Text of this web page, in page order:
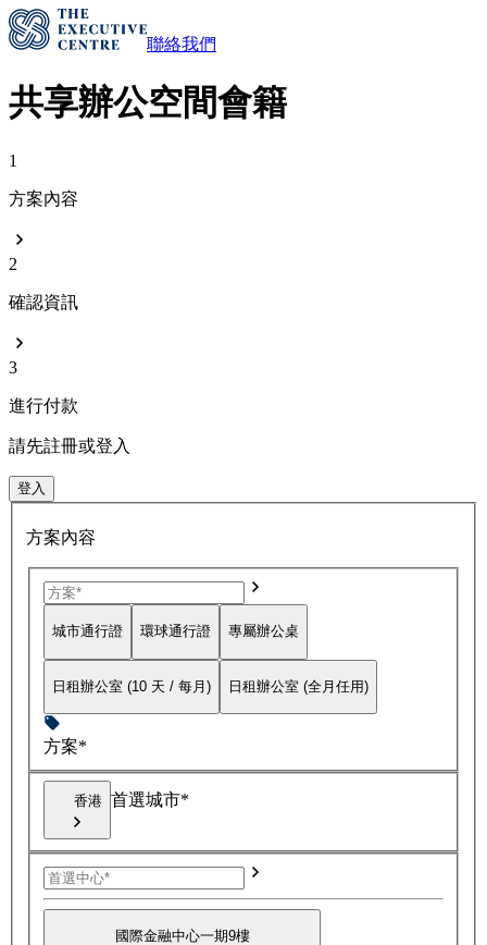
聯絡我們
共享辦公空間會籍
1
方案內容
2
確認資訊
3
進行付款
請先註冊或登入
登入
方案內容
城市通行證 環球通行證 專屬辦公桌
日租辦公室 (10 天 / 每月) 日租辦公室 (全月任用)
方案*
香港 首選城市*
國際金融中心一期9樓